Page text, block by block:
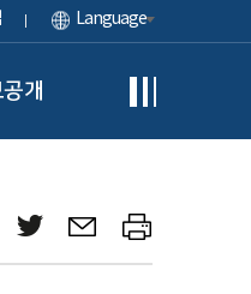
Language
개